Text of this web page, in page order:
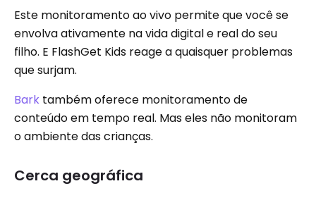
Este monitoramento ao vivo permite que você se
envolva ativamente na vida digital e real do seu
filho. E FlashGet Kids reage a quaisquer problemas
que surjam.
Bark também oferece monitoramento de
conteúdo em tempo real. Mas eles não monitoram
o ambiente das crianças.
Cerca geográfica